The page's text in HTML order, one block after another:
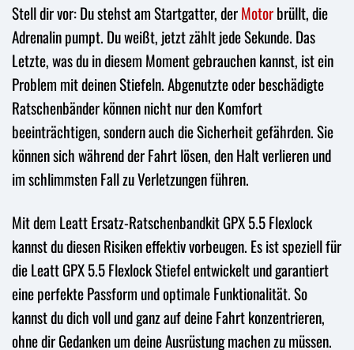
Stell dir vor: Du stehst am Startgatter, derMotorbrüllt, die
Adrenalin pumpt. Du weißt, jetzt zählt jede Sekunde. Das
Letzte, was du in diesem Moment gebrauchen kannst, ist ein
Problem mit deinen Stiefeln. Abgenutzte oder beschädigte
Ratschenbänder können nicht nur den Komfort
beeinträchtigen, sondern auch die Sicherheit gefährden. Sie
können sich während der Fahrt lösen, den Halt verlieren und
im schlimmsten Fall zu Verletzungen führen.
Mit dem Leatt Ersatz-Ratschenbandkit GPX 5.5 Flexlock
kannst du diesen Risiken effektiv vorbeugen. Es ist speziell für
die Leatt GPX 5.5 Flexlock Stiefel entwickelt und garantiert
eine perfekte Passform und optimale Funktionalität. So
kannst du dich voll und ganz auf deine Fahrt konzentrieren,
ohne dir Gedanken um deine Ausrüstung machen zu müssen.